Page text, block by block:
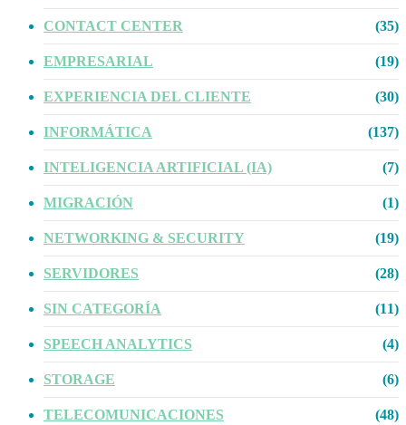
CONTACT CENTER (35)
EMPRESARIAL (19)
EXPERIENCIA DEL CLIENTE (30)
INFORMÁTICA (137)
INTELIGENCIA ARTIFICIAL (IA) (7)
MIGRACIÓN (1)
NETWORKING & SECURITY (19)
SERVIDORES (28)
SIN CATEGORÍA (11)
SPEECH ANALYTICS (4)
STORAGE (6)
TELECOMUNICACIONES (48)